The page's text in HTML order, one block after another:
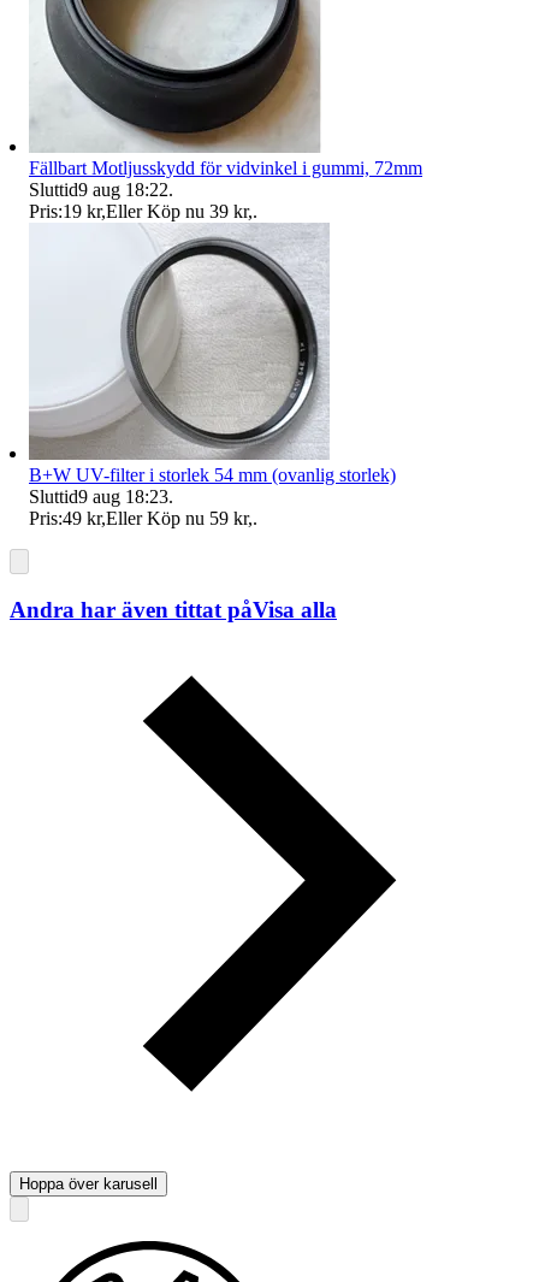
Fällbart Motljusskydd för vidvinkel i gummi, 72mm
Sluttid9 aug 18:22.
Pris:19 kr,Eller Köp nu 39 kr,.
B+W UV-filter i storlek 54 mm (ovanlig storlek)
Sluttid9 aug 18:23.
Pris:49 kr,Eller Köp nu 59 kr,.
Andra har även tittat påVisa alla
Hoppa över karusell